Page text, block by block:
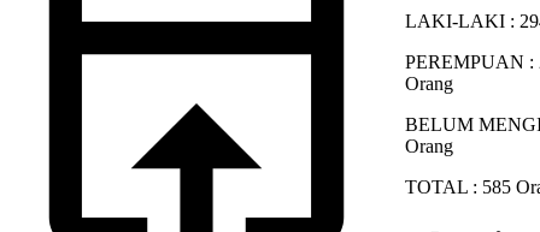
LAKI-LAKI :
PEREMPUAN :
Orang
BELUM
Orang
TOTAL : 585